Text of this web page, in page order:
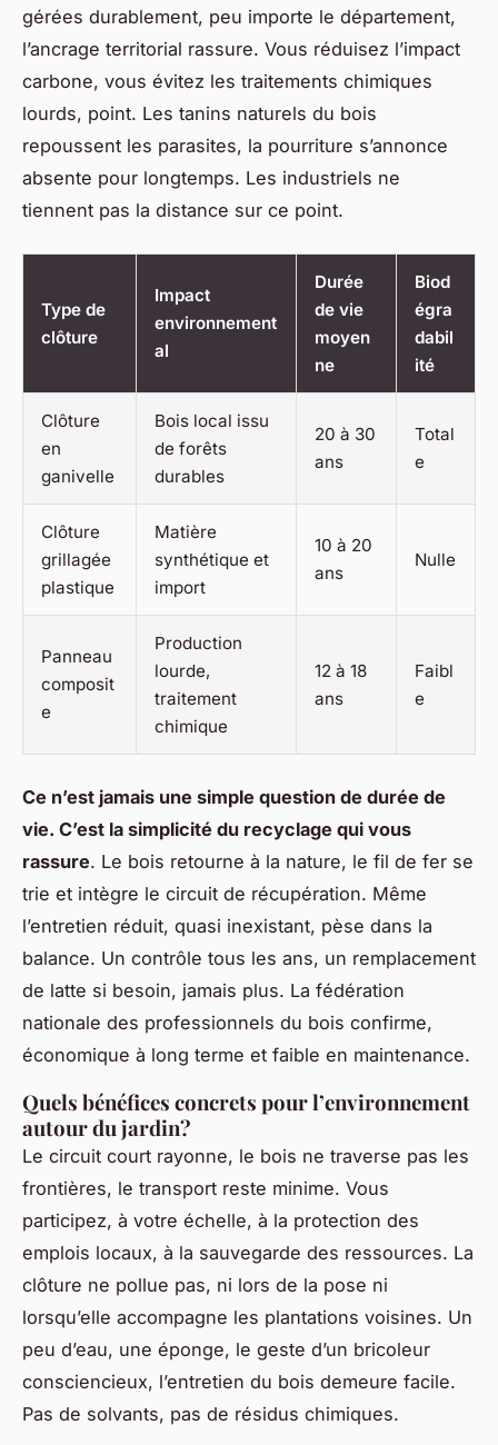
gérées durablement, peu importe le département,
l’ancrage territorial rassure. Vous réduisez l’impact
carbone, vous évitez les traitements chimiques
lourds, point. Les tanins naturels du bois
repoussent les parasites, la pourriture s’annonce
absente pour longtemps. Les industriels ne
tiennent pas la distance sur ce point.
Type de
clôture
Impact
environnement
al
Durée
de vie
moyen
ne
Biod
égra
dabil
ité
Clôture
en
ganivelle
Bois local issu
de forêts
durables
20 à 30
ans
Total
e
Clôture
grillagée
plastique
Matière
synthétique et
import
10 à 20
ans
Nulle
Panneau
composit
e
Production
lourde,
traitement
chimique
12 à 18
ans
Faibl
e
Ce n’est jamais une simple question de durée de
vie. C’est la simplicité du recyclage qui vous
rassure. Le bois retourne à la nature, le fil de fer se
trie et intègre le circuit de récupération. Même
l’entretien réduit, quasi inexistant, pèse dans la
balance. Un contrôle tous les ans, un remplacement
de latte si besoin, jamais plus. La fédération
nationale des professionnels du bois confirme,
économique à long terme et faible en maintenance.
Quels bénéfices concrets pour l’environnement
autour du jardin?
Le circuit court rayonne, le bois ne traverse pas les
frontières, le transport reste minime. Vous
participez, à votre échelle, à la protection des
emplois locaux, à la sauvegarde des ressources. La
clôture ne pollue pas, ni lors de la pose ni
lorsqu’elle accompagne les plantations voisines. Un
peu d’eau, une éponge, le geste d’un bricoleur
consciencieux, l’entretien du bois demeure facile.
Pas de solvants, pas de résidus chimiques.